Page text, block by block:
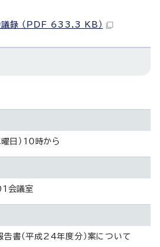
録 （PDF 633.3 KB）
日）10時から
会議室
告書（平成24年度分）案について